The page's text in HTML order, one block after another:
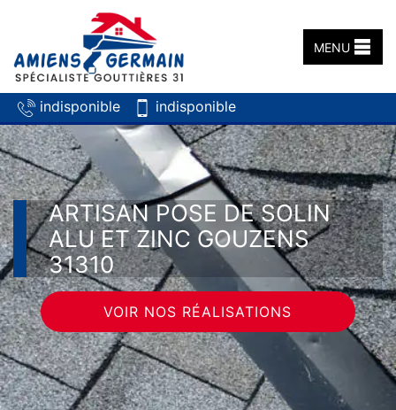
indisponible indisponible
MENU
ARTISAN POSE DE SOLIN
ALU ET ZINC GOUZENS
31310
VOIR NOS RÉALISATIONS